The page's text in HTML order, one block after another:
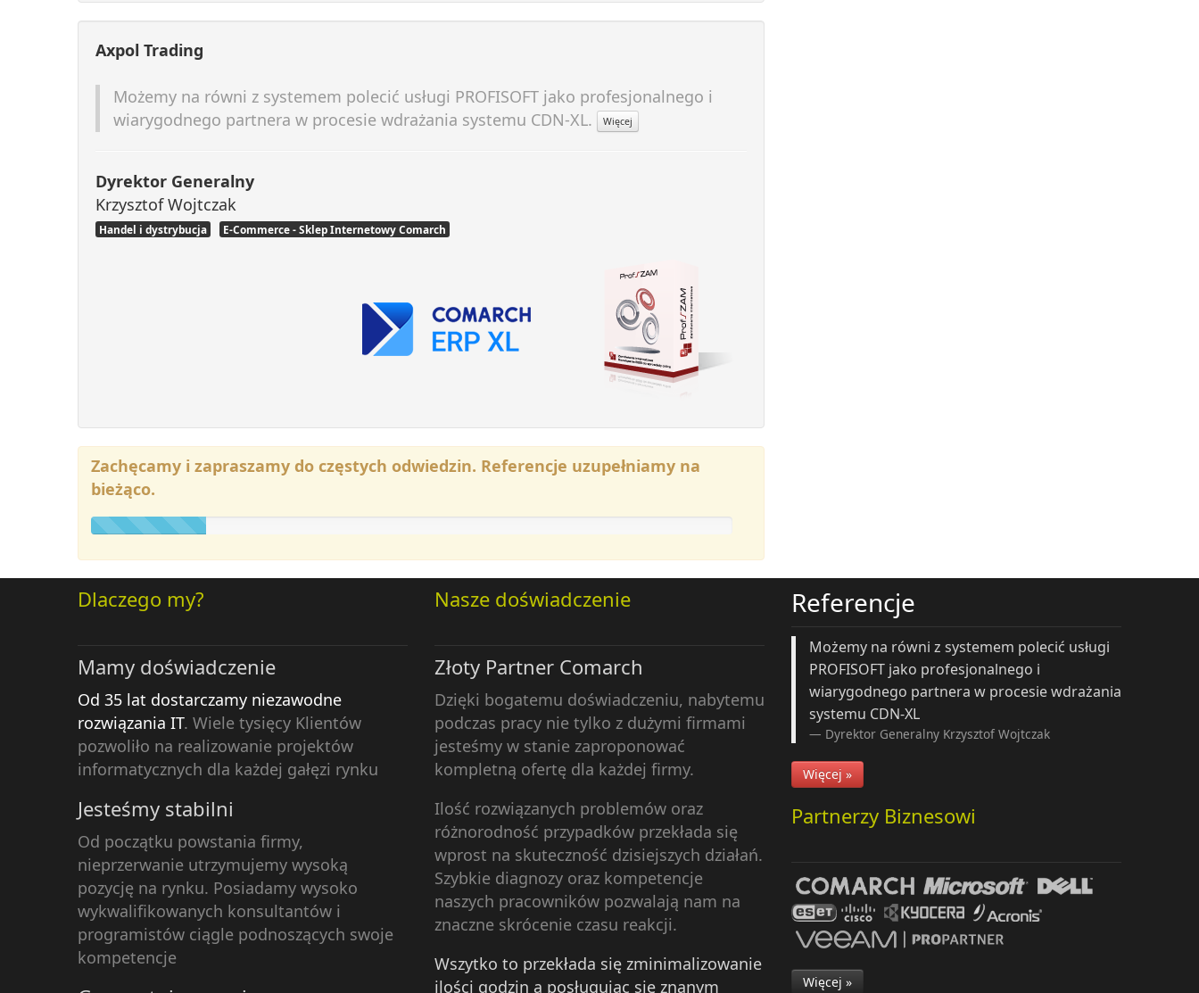
Axpol Trading
Możemy na równi z systemem polecić usługi PROFISOFT jako profesjonalnego i
wiarygodnego partnera w procesie wdrażania systemu CDN-XL.
Więcej
Dyrektor Generalny
Krzysztof Wojtczak
Handel i dystrybucja E-Commerce - Sklep Internetowy Comarch
Zachęcamy i zapraszamy do częstych odwiedzin. Referencje uzupełniamy na
bieżąco.
Dlaczego my?
Mamy doświadczenie
Od 35 lat dostarczamy niezawodne
rozwiązania IT. Wiele tysięcy Klientów
pozwoliło na realizowanie projektów
informatycznych dla każdej gałęzi rynku
Jesteśmy stabilni
Od początku powstania firmy,
nieprzerwanie utrzymujemy wysoką
pozycję na rynku. Posiadamy wysoko
wykwalifikowanych konsultantów i
programistów ciągle podnoszących swoje
kompetencje
Nasze doświadczenie
Złoty Partner Comarch
Dzięki bogatemu doświadczeniu, nabytemu
podczas pracy nie tylko z dużymi firmami
jesteśmy w stanie zaproponować
kompletną ofertę dla każdej firmy.
Ilość rozwiązanych problemów oraz
różnorodność przypadków przekłada się
wprost na skuteczność dzisiejszych działań.
Szybkie diagnozy oraz kompetencje
naszych pracowników pozwalają nam na
znaczne skrócenie czasu reakcji.
Wszytko to przekłada się zminimalizowanie
ilości godzin a posługując się znanym
Referencje
Możemy na równi z systemem polecić usługi
PROFISOFT jako profesjonalnego i
wiarygodnego partnera w procesie wdrażania
systemu CDN-XL
Dyrektor Generalny Krzysztof Wojtczak
Więcej »
Partnerzy Biznesowi
Więcej »